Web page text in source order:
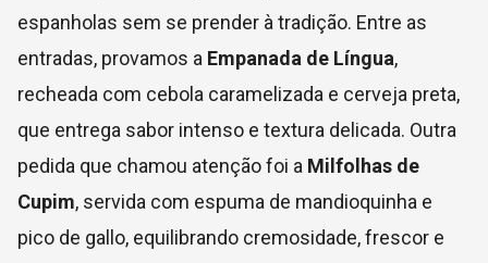
espanholas sem se prender à tradição. Entre as
entradas, provamos a Empanada de Língua,
recheada com cebola caramelizada e cerveja preta,
que entrega sabor intenso e textura delicada. Outra
pedida que chamou atenção foi a Milfolhas de
Cupim, servida com espuma de mandioquinha e
pico de gallo, equilibrando cremosidade, frescor e